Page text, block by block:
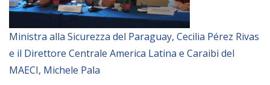
Ministra alla Sicurezza del Paraguay, Cecilia Pérez Rivas
e il Direttore Centrale America Latina e Caraibi del
MAECI, Michele Pala